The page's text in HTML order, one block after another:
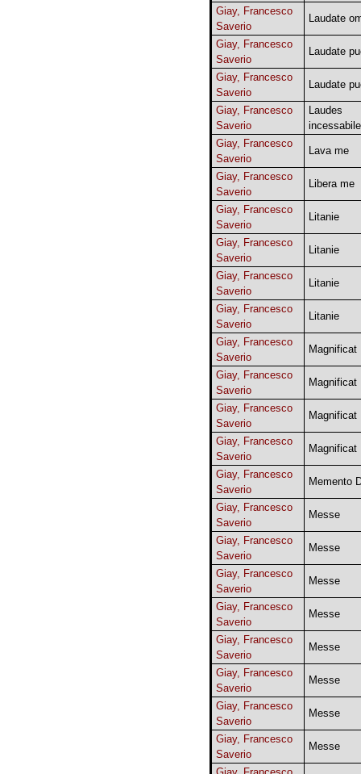
Giay, Francesco
Saverio
Laudate
Giay, Francesco
Saverio
Laudate
Giay, Francesco
Saverio
Laudate
Giay, Francesco
Saverio
Laudes
Giay, Francesco
Saverio
Lava me
Giay, Francesco
Saverio
Libera me
Giay, Francesco
Saverio
Litanie
Giay, Francesco
Saverio
Litanie
Giay, Francesco
Saverio
Litanie
Giay, Francesco
Saverio
Litanie
Giay, Francesco
Saverio
Magnificat
Giay, Francesco
Saverio
Magnificat
Giay, Francesco
Saverio
Magnificat
Giay, Francesco
Saverio
Magnificat
Giay, Francesco
Saverio
Memento
Giay, Francesco
Saverio
Messe
Giay, Francesco
Saverio
Messe
Giay, Francesco
Saverio
Messe
Giay, Francesco
Saverio
Messe
Giay, Francesco
Saverio
Messe
Giay, Francesco
Saverio
Messe
Giay, Francesco
Saverio
Messe
Giay, Francesco
Saverio
Messe